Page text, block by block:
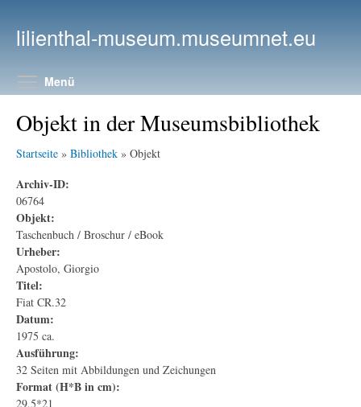
lilienthal-museum.museumnet.eu
Menü
Objekt in der Museumsbibliothek
Startseite » Bibliothek » Objekt
Archiv-ID:
06764
Objekt:
Taschenbuch / Broschur / eBook
Urheber:
Apostolo, Giorgio
Titel:
Fiat CR.32
Datum:
1975 ca.
Ausführung:
32 Seiten mit Abbildungen und Zeichungen
Format (H*B in cm):
29,5*21